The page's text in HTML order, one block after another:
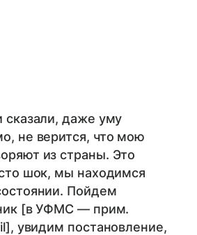
сказали, даже уму
не верится, что мою
из страны. Это
шок, мы находимся
Пойдем
[в УФМС — прим.
увидим постановление,